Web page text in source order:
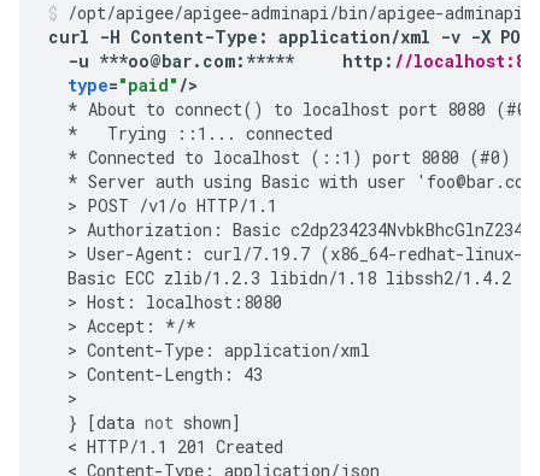
/opt/apigee/apigee-adminapi/bin/apigee-adminapi
curl -H Content-Type : application/xml -v -X
-u ***oo@bar. com: ***** http : //
type="paid"/>
* About to connect() to localhost port 8080 (#0
*
Trying :: 1 ... connected
* Connected to localhost ( :: 1 ) port 8080 (#0)
* Server auth using Basic with user ' foo@bar .com
  >
POST /v1 /o HTTP/1.1
  >
Authorization : Basic
  >
User-Agent : curl/7.19.7 (x86_64-redhat-linux-
Basic ECC zlib/1.2.3 libidn/1.18 libssh2/1.4.2
  >
Host : localhost : 8080
  >
Accept :
*/*
  >
Content-Type : application/xml
  >
Content-Length :
43
} [data not shown]
  <
HTTP/1.1 201 Created
  <
Content-Type : application/json